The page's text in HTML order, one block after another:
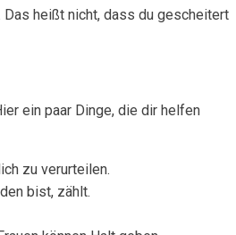
Das heißt nicht, dass du gescheitert
ein paar Dinge, die dir helfen
zu verurteilen.
bist, zählt.